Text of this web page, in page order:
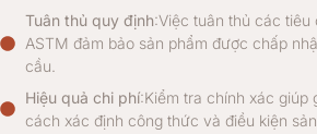
Tuân thủ quy định:Việc tuân thủ các tiêu
ASTM đảm bảo sản phẩm được chấp
cầu.
Hiệu quả chi phí:Kiểm tra chính xác giúp
cách xác định công thức và điều kiện